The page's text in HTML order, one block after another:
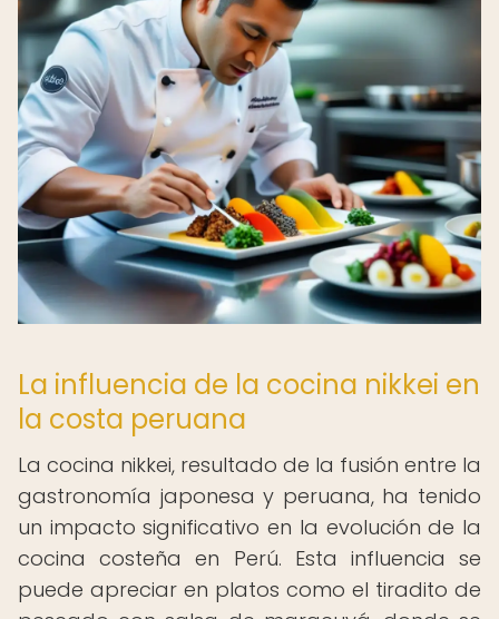
La influencia de la cocina nikkei en
la costa peruana
La cocina nikkei, resultado de la fusión entre la
gastronomía japonesa y peruana, ha tenido
un impacto significativo en la evolución de la
cocina costeña en Perú. Esta influencia se
puede apreciar en platos como el tiradito de